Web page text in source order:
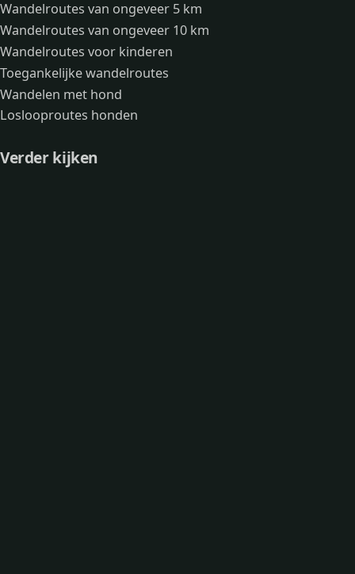
Wandelroutes van ongeveer 5 km
Wandelroutes van ongeveer 10 km
Wandelroutes voor kinderen
Toegankelijke wandelroutes
Wandelen met hond
Loslooproutes honden
Verder kijken